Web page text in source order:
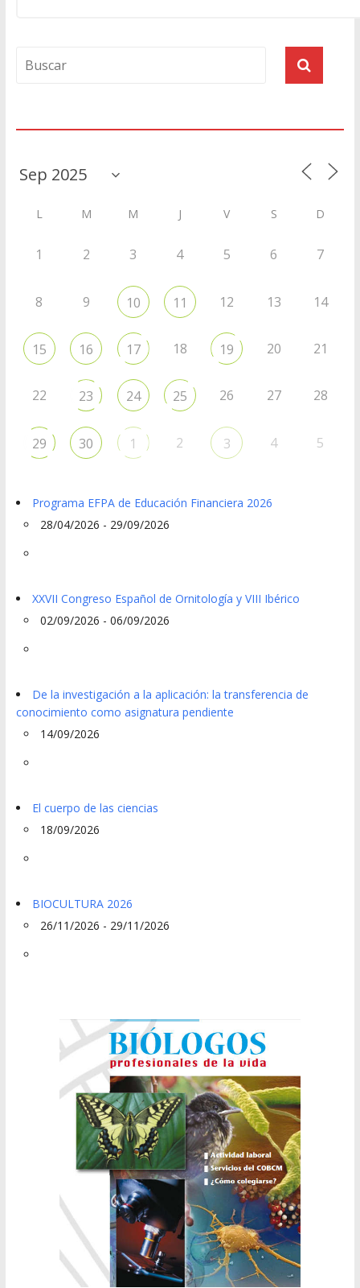
L M M J V S D
1 2 3 4 5 6 7
8 9 10 11 12 13 14
15 16 17 18 19 20 21
22 23 24 25 26 27 28
29 30 1 2 3 4 5
Programa EFPA de Educación Financiera 2026
28/04/2026 - 29/09/2026
XXVII Congreso Español de Ornitología y VIII Ibérico
02/09/2026 - 06/09/2026
De la investigación a la aplicación: la transferencia de
conocimiento como asignatura pendiente
14/09/2026
El cuerpo de las ciencias
18/09/2026
BIOCULTURA 2026
26/11/2026 - 29/11/2026